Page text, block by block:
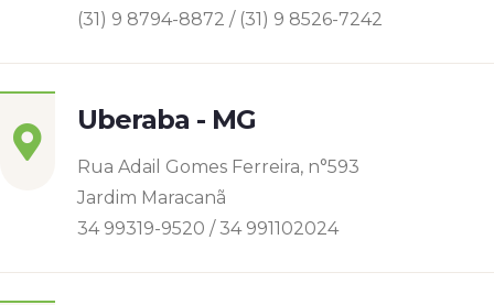
(31) 9 8794-8872 / (31) 9 8526-7242
Uberaba - MG
Rua Adail Gomes Ferreira, n°593
Jardim Maracanã
34 99319-9520 / 34 991102024